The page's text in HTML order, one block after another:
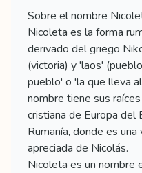
Sobre el nombre
Nicoleta es la forma
derivado del griego
(victoria) y 'laos'
pueblo' o 'la que lleva
nombre tiene sus
cristiana de Europa del
Rumanía, donde es
apreciada de Nicolás.
Nicoleta es un nombre